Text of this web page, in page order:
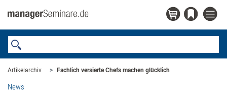
Artikelarchiv Fachlich versierte Chefs machen glücklich
News